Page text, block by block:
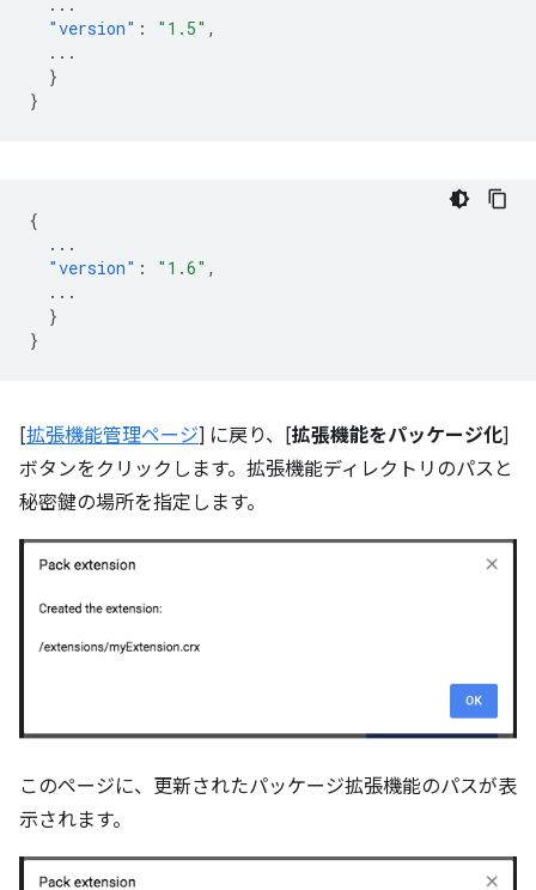
"version" : "1.5" ,
...
}
}
{
...
"version" : "1.6" ,
...
}
}
[拡張機能管理ページ] に戻り、[拡張機能をパッケージ化]
ボタンをクリックします。拡張機能ディレクトリのパスと
秘密鍵の場所を指定します。
このページに、更新されたパッケージ拡張機能のパスが表
示されます。